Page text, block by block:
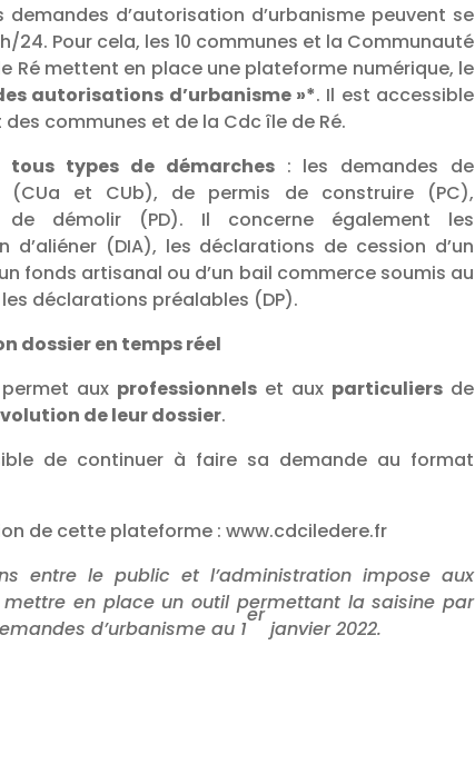
demandes d’autorisation d’urbanisme peuvent se
24. Pour cela, les 10 communes et la Communauté
Ré mettent en place une plateforme numérique, le
autorisations d’urbanisme »*. Il est accessible
communes et de la Cdc île de Ré.
tous types de démarches: les demandes de
(CUa et CUb), de permis de construire (PC),
de démolir (PD). Il concerne également les
d’aliéner (DIA), les déclarations de cession d’un
fonds artisanal ou d’un bail commerce soumis au
déclarations préalables (DP).
dossier en temps réel
aux professionnels et aux particuliers de
de leur dossier.
de continuer à faire sa demande au format
de cette plateforme : www.cdciledere.fr
entre le public et l’administration impose aux
en place un outil permettant la saisine par
d’urbanisme au 1
er
janvier 2022.